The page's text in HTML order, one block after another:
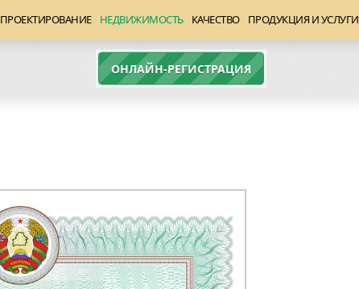
ПРОЕКТИРОВАНИЕ НЕДВИЖИМОСТЬ КАЧЕСТВО ПРОДУКЦИЯ И УСЛУГИ
ОНЛАЙН-РЕГИСТРАЦИЯ